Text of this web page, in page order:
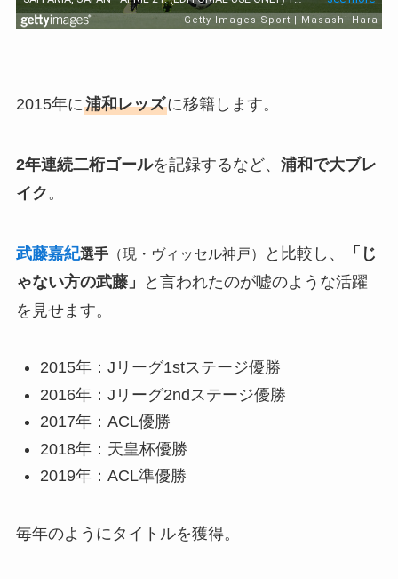
2015年に浦和レッズに移籍します。
2年連続二桁ゴールを記録するなど、 浦和で大ブレ
イク 。
武藤嘉紀選手（現・ヴィッセル神戸） と比較し、
「じ
ゃない方の武藤」
と言われたのが嘘のような活躍
を見せます。
2015年：Jリーグ1stステージ優勝
2016年：Jリーグ2ndステージ優勝
2017年：ACL優勝
2018年：天皇杯優勝
2019年：ACL準優勝
毎年のようにタイトルを獲得。